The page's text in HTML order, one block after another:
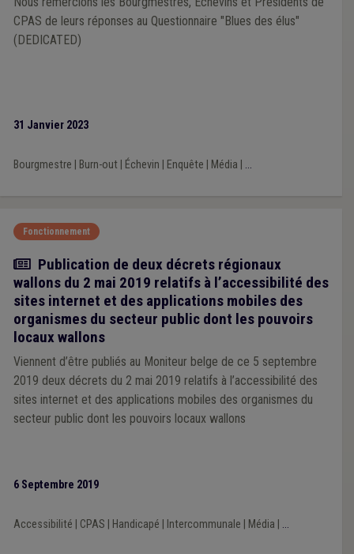
CPAS de leurs réponses au Questionnaire "Blues des élus"
(DEDICATED)
31 Janvier 2023
Bourgmestre Burn-out| Échevin Enquête Média ...
Fonctionnement
Actualité
Publication de deux décrets régionaux
wallons du 2 mai 2019 relatifs à l’accessibilité des
sites internet et des applications mobiles des
organismes du secteur public dont les pouvoirs
locaux wallons
Viennent d’être publiés au Moniteur belge de ce 5 septembre
2019 deux décrets du 2 mai 2019 relatifs à l’accessibilité des
sites internet et des applications mobiles des organismes du
secteur public dont les pouvoirs locaux wallons
6 Septembre 2019
Accessibilité CPAS Handicapé Intercommunale Média ...